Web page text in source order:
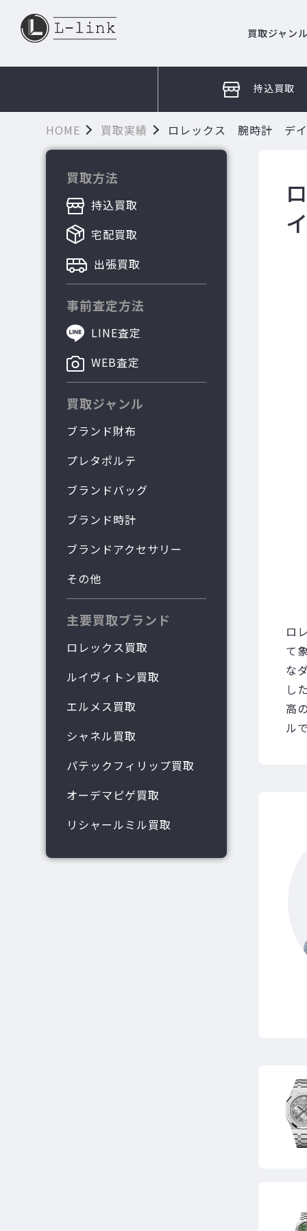
買取ジャン
持込買取
HOME 買取実績 ロレックス 腕時計 デ
買取方法
持込買取
宅配買取
出張買取
事前査定方法
LINE査定
WEB査定
買取ジャンル
ブランド財布
プレタポルテ
ブランドバッグ
ブランド時計
ブランドアクセサリー
その他
主要買取ブランド
ロレックス買取
ルイヴィトン買取
エルメス買取
シャネル買取
パテックフィリップ買取
オーデマピゲ買取
リシャールミル買取
ロ
て
な
し
高
ル